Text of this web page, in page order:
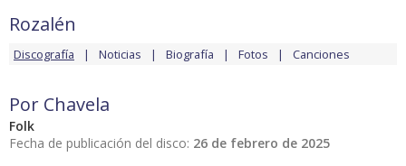
Rozalén
Discografía Noticias Biografía Fotos Canciones
Por Chavela
Folk
Fecha de publicación del disco: 26 de febrero de 2025